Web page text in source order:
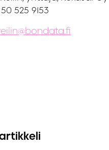
525 9153